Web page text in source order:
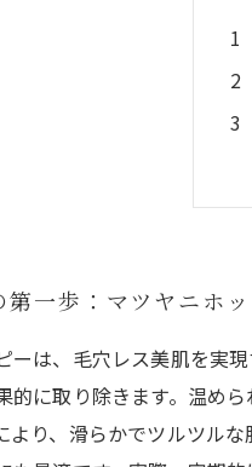
一歩：マツヤニホ
ーは、毛穴レス美肌を実
的に取り除きます。温め
より、滑らかでツルツル